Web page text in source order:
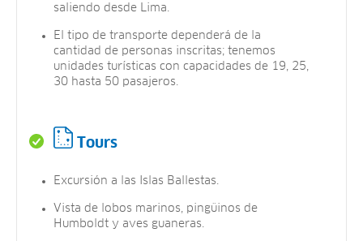
saliendo desde Lima.
El tipo de transporte dependerá de la
cantidad de personas inscritas; tenemos
unidades turísticas con capacidades de 19, 25,
30 hasta 50 pasajeros.
Tours
Excursión a las Islas Ballestas.
Vista de lobos marinos, pingüinos de
Humboldt y aves guaneras.